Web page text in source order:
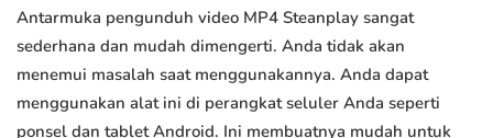
Antarmuka pengunduh video MP4 Steanplay sangat
sederhana dan mudah dimengerti. Anda tidak akan
menemui masalah saat menggunakannya. Anda dapat
menggunakan alat ini di perangkat seluler Anda seperti
ponsel dan tablet Android. Ini membuatnya mudah untuk